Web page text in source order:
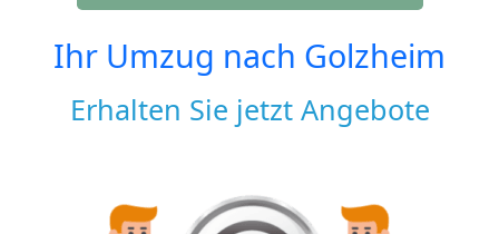
Ihr Umzug nach Golzheim
Erhalten Sie jetzt Angebote